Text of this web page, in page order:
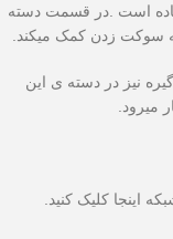
پین و ۶ پین قابل استفاده است .در قسمت دسته
سوکت زدن کمک میکند.
نیز در دسته ی این
میرود.
اینجا کلیک کنید.